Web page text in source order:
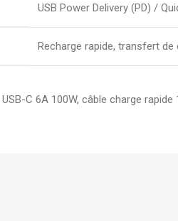
USB Power Delivery (PD) /
Recharge rapide, transfert de
C 6A 100W, câble charge